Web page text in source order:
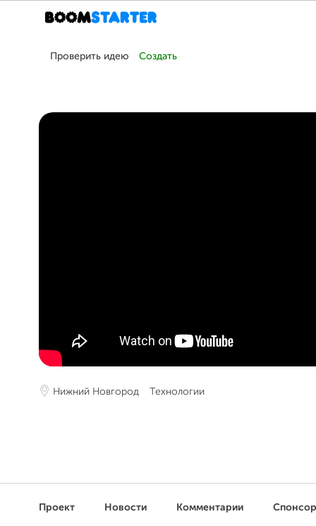
Проверить идею Создать
Нижний Новгород Технологии
Проект Новости Комментарии